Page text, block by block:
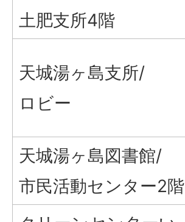
土肥支所4階
天城湯ヶ島支所/
ロビー
天城湯ヶ島図書館/
市民活動センター2階